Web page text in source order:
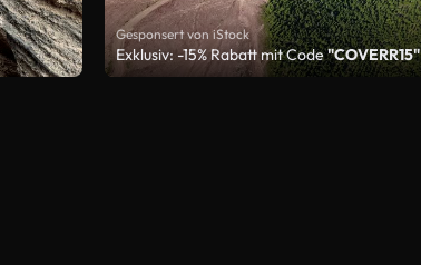
Gesponsert von iStock
Exklusiv: -15% Rabatt mit Code"COVERR15"